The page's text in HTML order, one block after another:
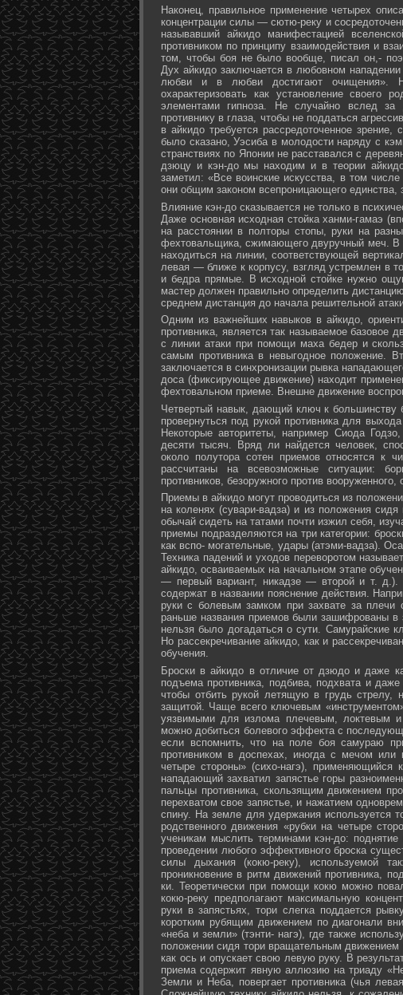
Наконец, правильное применение четырех
концентрации силы — сютю-реку и
называвший айкидо манифестацией
противником по принципу взаимодействия и
том, чтобы боя не было вообще, писал он,-
Дух айкидо заключается в любовном
любви и в любви достигают очищения».
охарактеризовать как установление своего
элементами гипноза. Не случайно вслед за
противнику в глаза, чтобы не поддаться
в айкидо требуется рассредоточенное
было сказано, Уэсиба в молодости наряду с
странствиях по Японии не расставался с
дзюцу и кэн-до мы находим и в теории
заметил: «Все воинские искусства, в том
они общим законом всепроницающего единства,
Влияние кэн-до сказывается не только в
Даже основная исходная стойка ханми-гамаэ
на расстоянии в полторы стопы, руки на
фехтовальщика, сжимающего двуручный меч. В
находиться на линии, соответствующей
левая — ближе к корпусу, взгляд устремлен в
и бедра прямые. В исходной стойке нужно
мастер должен правильно определить
среднем дистанция до начала решительной
Одним из важнейших навыков в айкидо,
противника, является так называемое базовое
с линии атаки при помощи маха бедер и
самым противника в невыгодное положение.
заключается в синхронизации рывка
доса (фиксирующее движение) находит
фехтовальном приеме. Внешне движение
Четвертый навык, дающий ключ к большинству
провернуться под рукой противника для
Некоторые авторитеты, например Сиода
десяти тысяч. Вряд ли найдется человек,
около полутора сотен приемов относятся к
рассчитаны на всевозможные ситуации:
противников, безоружного против
Приемы в айкидо могут проводиться из
на коленях (сувари-вадза) и из положения
обычай сидеть на татами почти изжил себя,
приемы подразделяются на три категории:
как вспо- могательные, удары (атэми-вадза).
Техника падений и уходов переворотом
айкидо, осваиваемых на начальном этапе
— первый вариант, никадзе — второй и т.
содержат в названии пояснение действия.
руки с болевым замком при захвате за плечи
раньше названия приемов были зашифрованы в
нельзя было догадаться о сути. Самурайские
Но рассекречивание айкидо, как и
обучения.
Броски в айкидо в отличие от дзюдо и даже
подъема противника, подбива, подхвата и
чтобы отбить рукой летящую в грудь стрелу,
защитой. Чаще всего ключевым
уязвимыми для излома плечевым, локтевым и
можно добиться болевого эффекта с
если вспомнить, что на поле боя самураю
противником в доспехах, иногда с мечом
четыре стороны» (сихо-нагэ), применяющийся
нападающий захватил запястье горы
пальцы противника, скользящим движением
перехватом свое запястье, и нажатием
спину. На земле для удержания используется
родственного движения «рубки на четыре
ученикам мыслить терминами кэн-до:
проведении любого эффективного броска
силы дыхания (кокю-реку), используемой
проникновение в ритм движений противника,
ки. Теоретически при помощи кокю можно
кокю-реку предполагают максимальную
руки в запястьях, тори слегка поддается
коротким рубящим движением по диагонали
«неба и земли» (тэнти- нагэ), где также
положении сидя тори вращательным движением
как ось и опускает свою левую руку. В
приема содержит явную аллюзию на триаду
Земли и Неба, повергает противника (чья